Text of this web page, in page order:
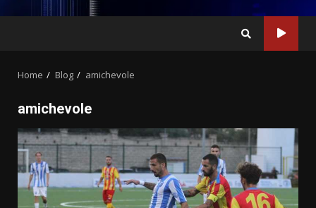
Home Blog amichevole
amichevole